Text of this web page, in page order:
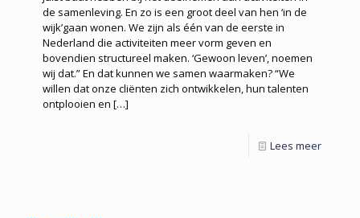
de samenleving. En zo is een groot deel van hen ‘in de
wijk’gaan wonen. We zijn als één van de eerste in
Nederland die activiteiten meer vorm geven en
bovendien structureel maken. ‘Gewoon leven’, noemen
wij dat.” En dat kunnen we samen waarmaken? “We
willen dat onze cliënten zich ontwikkelen, hun talenten
ontplooien en […]
Lees meer